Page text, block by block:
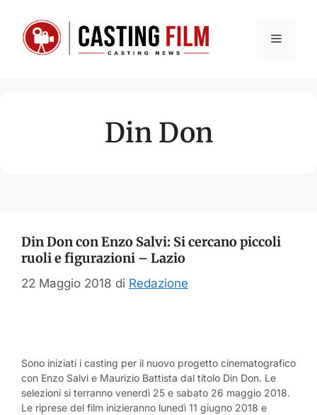
contenuto
Menu
Din Don
Din Don con Enzo Salvi: Si cercano piccoli
ruoli e figurazioni – Lazio
22 Maggio 2018 di Redazione
Sono iniziati i casting per il nuovo progetto cinematografico
con Enzo Salvi e Maurizio Battista dal titolo Din Don. Le
selezioni si terranno venerdì 25 e sabato 26 maggio 2018.
Le riprese del film inizieranno lunedì 11 giugno 2018 e